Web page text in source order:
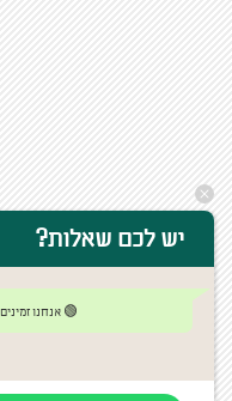
יש לכם שאלות?
🟢 אנחנו זמינים